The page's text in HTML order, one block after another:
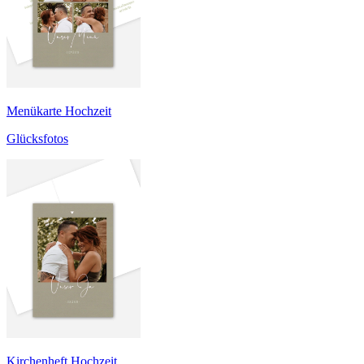
Menükarte Hochzeit
Glücksfotos